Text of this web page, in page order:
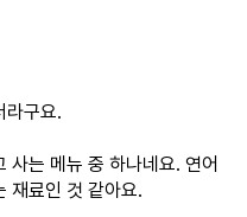
라구요.
사는 메뉴 중 하나네요. 연어
재료인 것 같아요.